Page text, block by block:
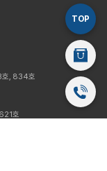
TOP
스마트스
032-
호, 834호
호